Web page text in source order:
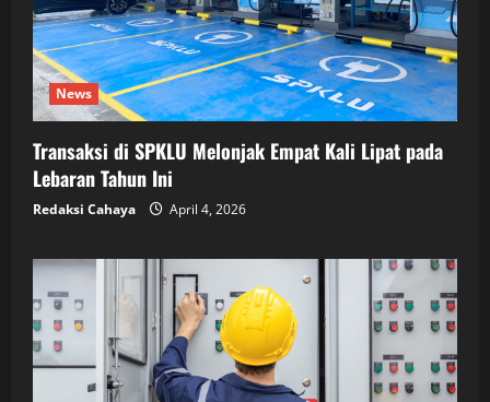
News
Transaksi di SPKLU Melonjak Empat Kali Lipat pada
Lebaran Tahun Ini
Redaksi Cahaya April 4, 2026